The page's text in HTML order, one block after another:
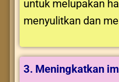
untuk melupakan
menyulitkan dan
3. Meningkatkan